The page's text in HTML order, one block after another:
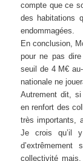
compte que ce
des habitations
endommagées.
En conclusion,
pour ne pas
seuil de 4 M€
nationale ne
Autrement dit,
en renfort des
très importants,
Je crois qu’il y
collectivité